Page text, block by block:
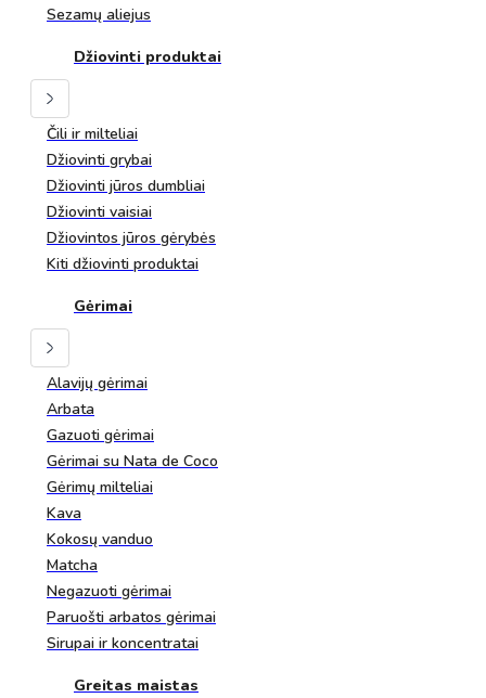
Sezamų aliejus
Džiovinti produktai
Čili ir milteliai
Džiovinti grybai
Džiovinti jūros dumbliai
Džiovinti vaisiai
Džiovintos jūros gėrybės
Kiti džiovinti produktai
Gėrimai
Alavijų gėrimai
Arbata
Gazuoti gėrimai
Gėrimai su Nata de Coco
Gėrimų milteliai
Kava
Kokosų vanduo
Matcha
Negazuoti gėrimai
Paruošti arbatos gėrimai
Sirupai ir koncentratai
Greitas maistas